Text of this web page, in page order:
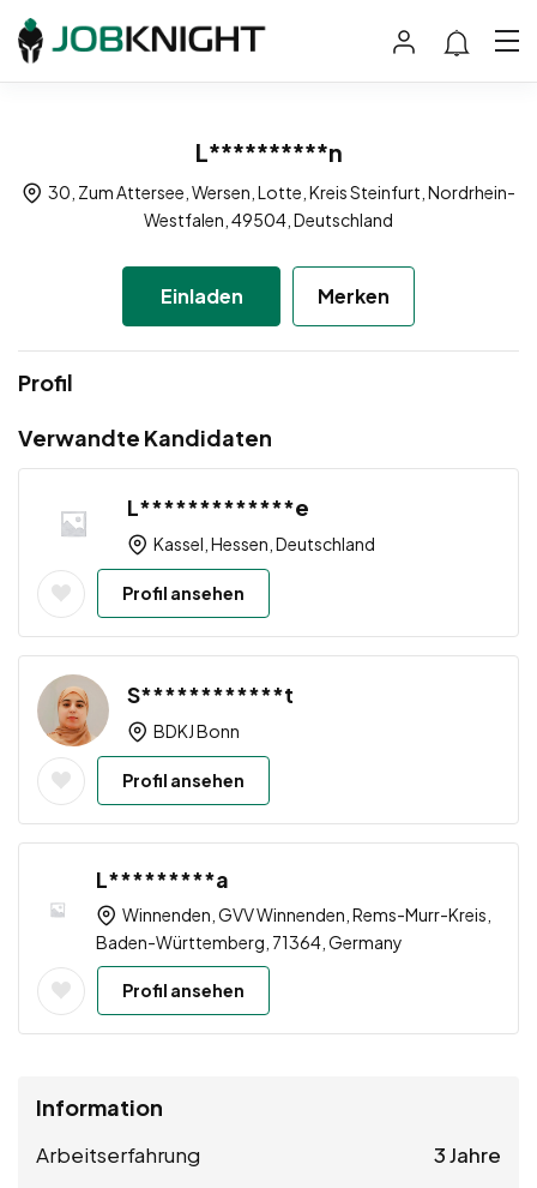
L**********n
30, Zum Attersee, Wersen, Lotte, Kreis Steinfurt, Nordrhein-
Westfalen, 49504, Deutschland
Einladen Merken
Profil
Verwandte Kandidaten
L*************e
Kassel, Hessen, Deutschland
Profil ansehen
S************t
BDKJ Bonn
Profil ansehen
L*********a
Winnenden, GVV Winnenden, Rems-Murr-Kreis,
Baden-Württemberg, 71364, Germany
Profil ansehen
Information
Arbeitserfahrung 3 Jahre